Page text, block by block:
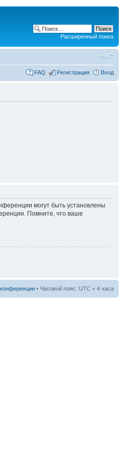
Расширенный поиск
FAQ Регистрация Вход
могут быть установлены
Помните, что ваше
• Часовой пояс: UTC + 4 часа